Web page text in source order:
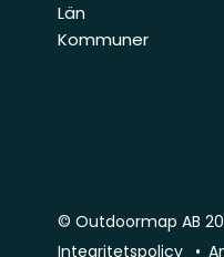
Län
Kommuner
© Outdoormap AB
Integritetspolicy